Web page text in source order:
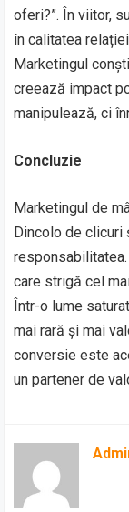
oferi?”. În viitor,
în calitatea
Marketingul
creează impact
manipulează, ci
Concluzie
Marketingul de
Dincolo de clicuri
care strigă cel
Într-o lume
mai rară și mai
conversie este
un partener de